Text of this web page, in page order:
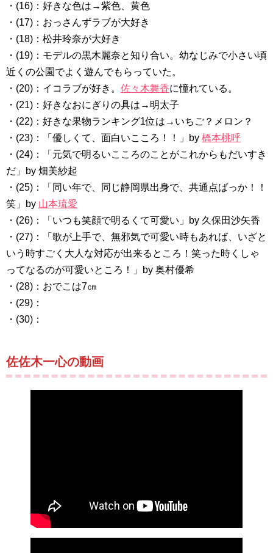
・(16)：好きな色は→紫色、黄色
・(17)：おっさんずラブが大好き
・(18)：松井玲奈が大好き
・(19)：モデルの黒木麗奈と知り合い。幼なじみで小さい頃
近くの公園でよく遊んでもらっていた。
・(20)：イコラブが好き。 佐々木舞香に憧れている。
・(21)：好きなおにぎりの具は→明太子
・(22)：好きな果物ランキング1位は→いちご？メロン？
・(23)：「優しくて、面白いこころ！！」by 橋本桃呼
・(24)：「元気で明るいこころのことがこれからもだいすき
だ」by 畑美紗起
・(25)：「同い年で、同じ静岡県出身で、共通点ばっか！！
笑」by 山本琉愛
・(26)：「いつも笑顔で明るくて可愛い」by 久保田沙矢香
・(27)：「歌が上手で、無邪気で可愛い時もあれば、いざと
いう時すごく大人な対応が出来るところ！笑った時くしゃ
ってなるのが可愛いところ！」by 奥村優希
・(28)：おでこは7㎝
・(29)：
・(30)：
佐佐木一心の動画